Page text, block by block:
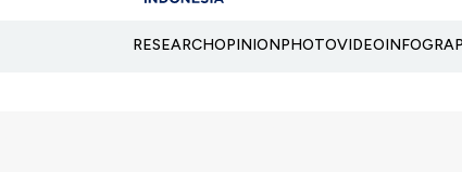
RESEARCHOPINIONPHOTOVIDEO